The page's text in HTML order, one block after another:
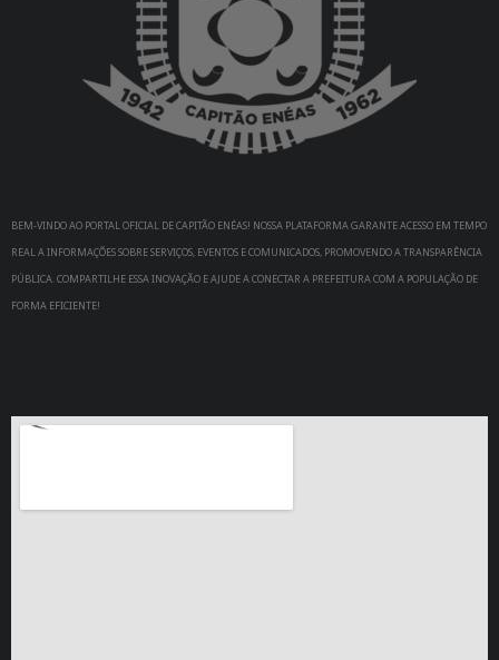
BEM-VINDO AO PORTAL OFICIAL DE CAPITÃO ENÉAS! NOSSA PLATAFORMA GARANTE ACESSO EM TEMPO
REAL A INFORMAÇÕES SOBRE SERVIÇOS, EVENTOS E COMUNICADOS, PROMOVENDO A TRANSPARÊNCIA
PÚBLICA. COMPARTILHE ESSA INOVAÇÃO E AJUDE A CONECTAR A PREFEITURA COM A POPULAÇÃO DE
FORMA EFICIENTE!